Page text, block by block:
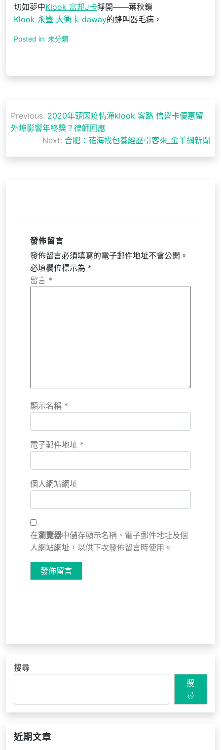
切如夢中Klook 富邦J卡睜開——葉秋鎖
Klook 永豐 大衛卡 daway的蜂叫器毛病，
Posted in: 未分類
章
覽
Previous: 2020年頭因疫情滯klook 客路 信譽卡優惠留
外埠影響年終獎？律師回應
Next: 合肥：花海找包養經歷引客來_金羊網新聞
發佈留言
發佈留言必須填寫的電子郵件地址不會公開。
必填欄位標示為 *
留言 *
顯示名稱 *
電子郵件地址 *
個人網站網址
在瀏覽器中儲存顯示名稱、電子郵件地址及個
人網站網址，以供下次發佈留言時使用。
搜尋
搜
尋
近期文章